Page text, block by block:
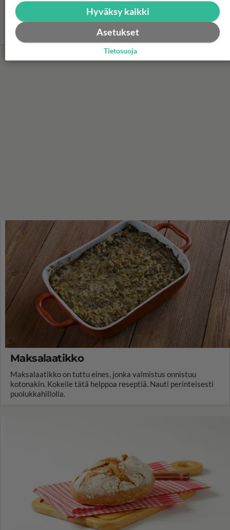
Waldorf-salaatti
Waldorf-salaatti on nimetty New Yorkin Waldorf-hotellin
mukaan. Pistä pöytä koreaksi kotona laadukkaalla salaatilla!
Maksalaatikko
Maksalaatikko on tuttu eines, jonka valmistus onnistuu
kotonakin. Kokeile tätä helppoa reseptiä. Nauti perinteisesti
puolukkahillolla.
Hyväksy kaikki
Asetukset
Tietosuoja